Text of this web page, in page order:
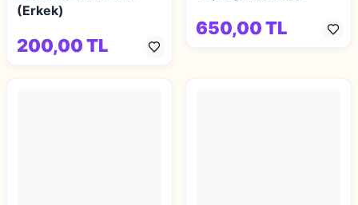
(Erkek)
200,00 TL
650,00 TL